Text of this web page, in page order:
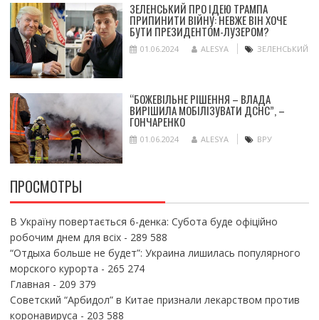
ЗЕЛЕНСЬКИЙ ПРО ІДЕЮ ТРАМПА
ПРИПИНИТИ ВІЙНУ: НЕВЖЕ ВІН ХОЧЕ
БУТИ ПРЕЗИДЕНТОМ-ЛУЗЕРОМ?
01.06.2024 ALESYA ЗЕЛЕНСЬКИЙ
“БОЖЕВІЛЬНЕ РІШЕННЯ – ВЛАДА
ВИРІШИЛА МОБІЛІЗУВАТИ ДСНС”, –
ГОНЧАРЕНКО
01.06.2024 ALESYA ВРУ
ПРОСМОТРЫ
В Україну повертається 6-денка: Субота буде офіційно
робочим днем для всіх- 289 588
“Отдыха больше не будет”: Украина лишилась популярного
морского курорта - 265 274
Главная - 209 379
Советский “Арбидол” в Китае признали лекарством против
коронавируса - 203 588